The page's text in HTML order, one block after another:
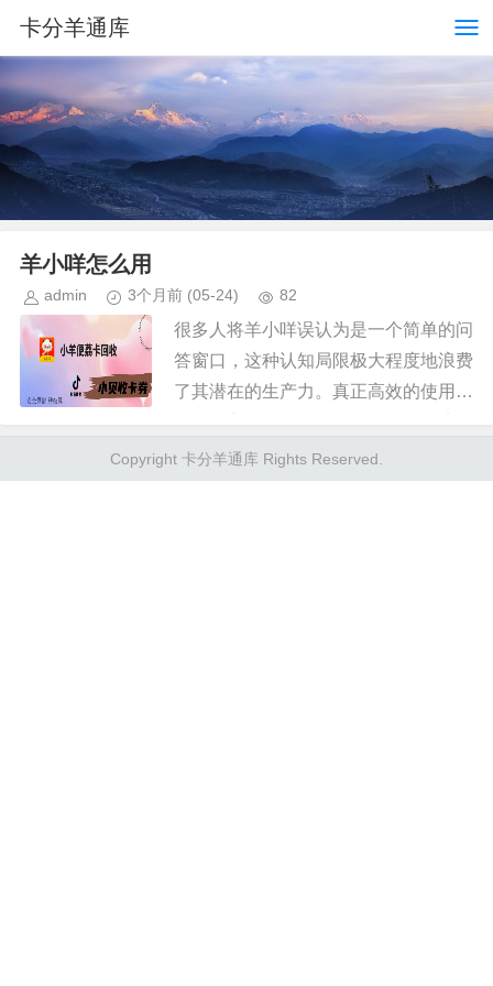
卡分羊通库
羊小咩怎么用
admin 3个月前 (05-24) 82
很多人将羊小咩误认为是一个简单的问
答窗口，这种认知局限极大程度地浪费
了其潜在的生产力。真正高效的使用逻
养”。你不能仅仅抛出一个模糊的关键
词，而应当通过注入高颗粒度...
Copyright 卡分羊通库 Rights Reserved.